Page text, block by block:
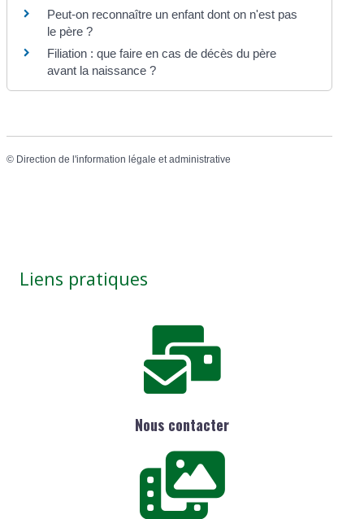
Peut-on reconnaître un enfant dont on n'est pas
le père ?
Filiation : que faire en cas de décès du père
avant la naissance ?
© Direction de l'information légale et administrative
Liens pratiques
Nous contacter